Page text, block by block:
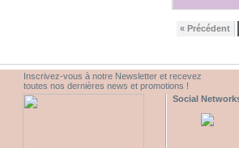
« Précédent
Inscrivez-vous à notre Newsletter et recevez
toutes nos dernières news et promotions !
Social